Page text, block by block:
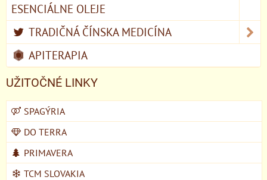
ESENCIÁLNE OLEJE
TRADIČNÁ ČÍNSKA MEDICÍNA
APITERAPIA
UŽITOČNÉ LINKY
SPAGÝRIA
DO TERRA
PRIMAVERA
TCM SLOVAKIA